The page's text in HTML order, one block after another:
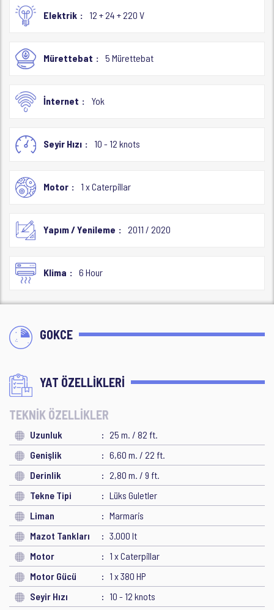
Elektrik 12 + 24 + 220 V
Mürettebat 5 Mürettebat
İnternet Yok
Seyir Hızı 10 - 12 knots
Motor 1 x Caterpillar
Yapım / Yenileme 2011 / 2020
Klima 6 Hour
GOKCE
YAT ÖZELLİKLERİ
TEKNİK ÖZELLİKLER
Uzunluk
25 m. / 82 ft.
Genişlik
6,60 m. / 22 ft.
Derinlik
2,80 m. / 9 ft.
Tekne Tipi
Lüks Guletler
Liman
Marmaris
Mazot Tankları
3.000 lt
Motor
1 x Caterpillar
Motor Gücü
1 x 380 HP
Seyir Hızı
10 - 12 knots